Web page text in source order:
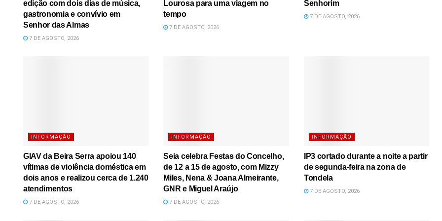
edição com dois dias de música,
gastronomia e convívio em
Senhor das Almas
7 DE AGOSTO, 2026
Lourosa para uma viagem no
tempo
7 DE AGOSTO, 2026
Senhorim
7 DE AGOSTO, 2026
INFORMAÇÃO
GIAV da Beira Serra apoiou 140
vítimas de violência doméstica em
dois anos e realizou cerca de 1.240
atendimentos
7 DE AGOSTO, 2026
INFORMAÇÃO
Seia celebra Festas do Concelho,
de 12 a 15 de agosto, com Mizzy
Miles, Nena & Joana Almeirante,
GNR e Miguel Araújo
7 DE AGOSTO, 2026
INFORMAÇÃO
IP3 cortado durante a noite a partir
de segunda-feira na zona de
Tondela
7 DE AGOSTO, 2026